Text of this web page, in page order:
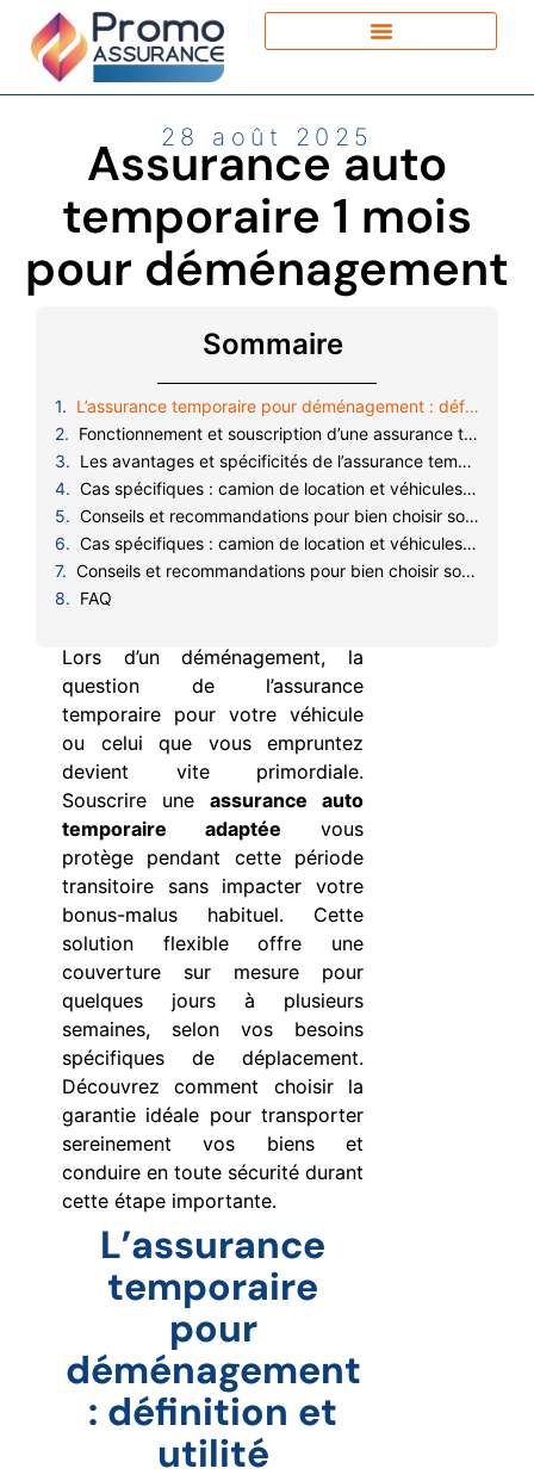
28 août 2025
Assurance auto
temporaire 1 mois
pour déménagement
Sommaire
L’assurance temporaire pour déménagement : définition et utilité
Fonctionnement et souscription d’une assurance temporaire pour déménagement
Les avantages et spécificités de l’assurance temporaire pour un déménagement
Cas spécifiques : camion de location et véhicules empruntés
Conseils et recommandations pour bien choisir son assurance temporaire déménagement
Cas spécifiques : camion de location et véhicules empruntés
Conseils et recommandations pour bien choisir son assurance temporaire déménagement
FAQ
Lors d’un déménagement, la
question de l’assurance
temporaire pour votre véhicule
ou celui que vous empruntez
devient vite primordiale.
Souscrire une assurance auto
temporaire adaptée vous
protège pendant cette période
transitoire sans impacter votre
bonus-malus habituel. Cette
solution flexible offre une
couverture sur mesure pour
quelques jours à plusieurs
semaines, selon vos besoins
spécifiques de déplacement.
Découvrez comment choisir la
garantie idéale pour transporter
sereinement vos biens et
conduire en toute sécurité durant
cette étape importante.
L’assurance
temporaire
pour
déménagement
: définition et
utilité